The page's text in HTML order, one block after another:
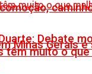
Minas Gerais
Debate
têm muito o